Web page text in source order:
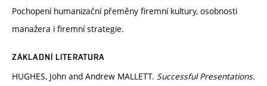
Pochopení humanizační přeměny firemní kultury, osobnosti
manažera i firemní strategie.
ZÁKLADNÍ LITERATURA
HUGHES, John and Andrew MALLETT. Successful Presentations.